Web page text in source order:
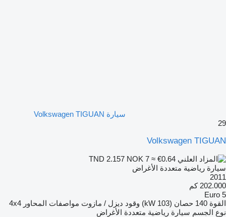
سيارة Volkswagen TIGUAN
29
Volkswagen TIGUAN
NOK 7 ≈ €0.64
سيارة رياضية متعددة الأغراض
2011
202.000 كم
Euro 5
القوة 140 حصان (103 kW) وقود ديزل / مازوت مواصفات المحاور 4x4
نوع الجسم سيارة رياضية متعددة الأغراض